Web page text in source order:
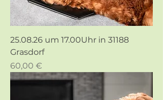
25.08.26 um 17.00Uhr in 31188
Grasdorf
Preis
60,00 €